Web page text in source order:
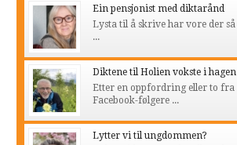
Ein pensjonist med diktarånd
Lysta til å skrive har vore der så
...
Diktene til Holien vokste i hagen
Etter en oppfordring eller to fra
Facebook-følgere ...
Lytter vi til ungdommen?